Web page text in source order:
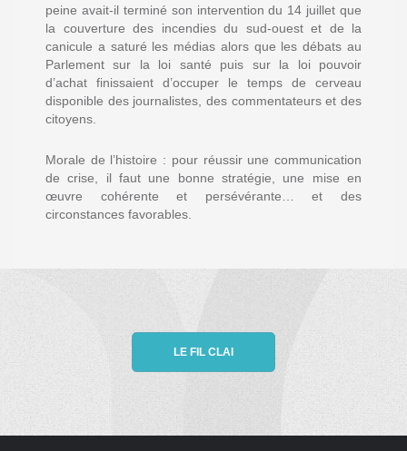
peine avait-il terminé son intervention du 14 juillet que
la couverture des incendies du sud-ouest et de la
canicule a saturé les médias alors que les débats au
Parlement sur la loi santé puis sur la loi pouvoir
d’achat finissaient d’occuper le temps de cerveau
disponible des journalistes, des commentateurs et des
citoyens.
Morale de l’histoire : pour réussir une communication
de crise, il faut une bonne stratégie, une mise en
œuvre cohérente et persévérante… et des
circonstances favorables.
LE FIL CLAI